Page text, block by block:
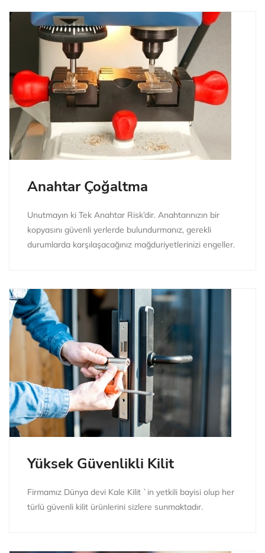
Anahtar Çoğaltma
Unutmayın ki Tek Anahtar Risk’dir. Anahtarınızın bir
kopyasını güvenli yerlerde bulundurmanız, gerekli
durumlarda karşılaşacağınız mağduriyetlerinizi engeller.
Yüksek Güvenlikli Kilit
Firmamız Dünya devi Kale Kilit `in yetkili bayisi olup her
türlü güvenli kilit ürünlerini sizlere sunmaktadır.